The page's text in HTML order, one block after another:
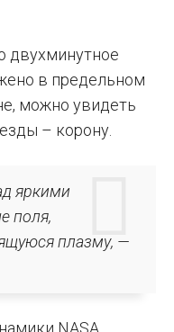
двухминутное
в предельном
можно увидеть
– корону.
яркими
поля,
плазму, —
NASA